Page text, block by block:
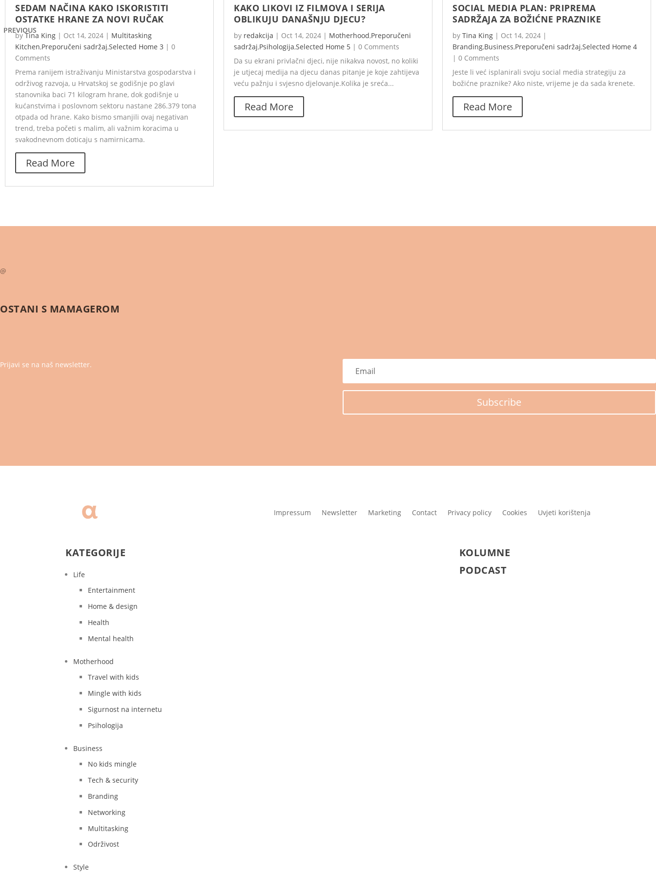
PREVIOUS
SEDAM NAČINA KAKO ISKORISTITI
OSTATKE HRANE ZA NOVI RUČAK
by Tina King | Oct 14, 2024 | Multitasking
Kitchen,Preporučeni sadržaj,Selected Home 3 | 0
Comments
Prema ranijem istraživanju Ministarstva gospodarstva i
održivog razvoja, u Hrvatskoj se godišnje po glavi
stanovnika baci 71 kilogram hrane, dok godišnje u
kućanstvima i poslovnom sektoru nastane 286.379 tona
otpada od hrane. Kako bismo smanjili ovaj negativan
trend, treba početi s malim, ali važnim koracima u
svakodnevnom doticaju s namirnicama.
Read More
KAKO LIKOVI IZ FILMOVA I SERIJA
OBLIKUJU DANAŠNJU DJECU?
by redakcija | Oct 14, 2024 | Motherhood,Preporučeni
sadržaj,Psihologija,Selected Home 5 | 0 Comments
Da su ekrani privlačni djeci, nije nikakva novost, no koliki
je utjecaj medija na djecu danas pitanje je koje zahtijeva
veću pažnju i svjesno djelovanje.Kolika je sreća...
Read More
SOCIAL MEDIA PLAN: PRIPREMA
SADRŽAJA ZA BOŽIĆNE PRAZNIKE
by Tina King | Oct 14, 2024 |
Branding,Business,Preporučeni sadržaj,Selected Home 4
| 0 Comments
Jeste li već isplanirali svoju social media strategiju za
božićne praznike? Ako niste, vrijeme je da sada krenete.
Read More
@
OSTANI S MAMAGEROM
Prijavi se na naš newsletter.
Subscribe
Impressum Newsletter Marketing Contact Privacy policy Cookies Uvjeti korištenja
KATEGORIJE
Life
Entertainment
Home & design
Health
Mental health
Motherhood
Travel with kids
Mingle with kids
Sigurnost na internetu
Psihologija
Business
No kids mingle
Tech & security
Branding
Networking
Multitasking
Održivost
Style
KOLUMNE
PODCAST